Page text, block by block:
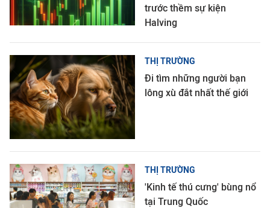
trước thềm sự kiện
Halving
THỊ TRƯỜNG
Đi tìm những người bạn
lông xù đắt nhất thế giới
THỊ TRƯỜNG
'Kinh tế thú cưng' bùng nổ
tại Trung Quốc